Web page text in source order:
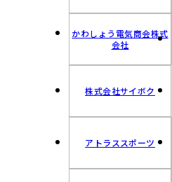
かわしょう電気商会株式
会社
株式会社サイボク
アトラススポーツ